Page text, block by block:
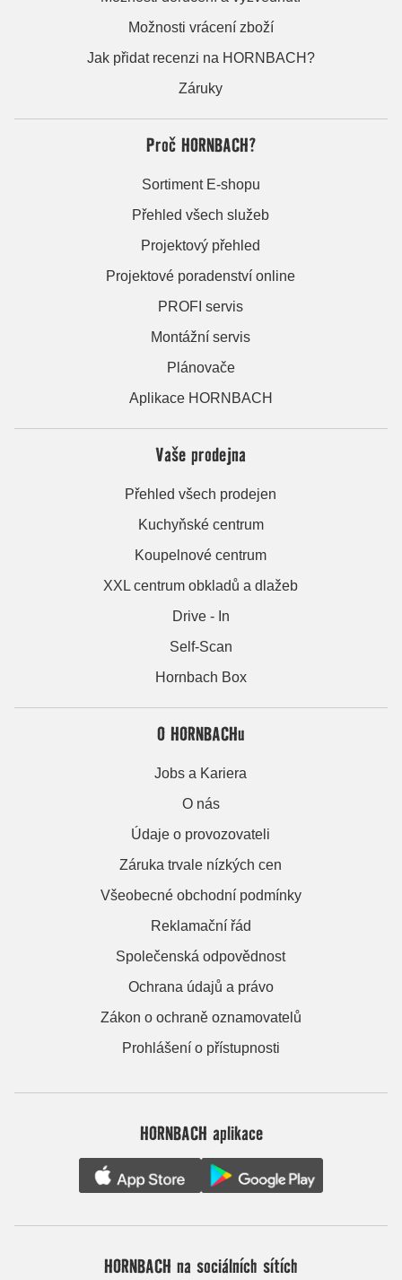
Možnosti vrácení zboží
Jak přidat recenzi na HORNBACH?
Záruky
Proč HORNBACH?
Sortiment E-shopu
Přehled všech služeb
Projektový přehled
Projektové poradenství online
PROFI servis
Montážní servis
Plánovače
Aplikace HORNBACH
Vaše prodejna
Přehled všech prodejen
Kuchyňské centrum
Koupelnové centrum
XXL centrum obkladů a dlažeb
Drive - In
Self-Scan
Hornbach Box
O HORNBACHu
Jobs a Kariera
O nás
Údaje o provozovateli
Záruka trvale nízkých cen
Všeobecné obchodní podmínky
Reklamační řád
Společenská odpovědnost
Ochrana údajů a právo
Zákon o ochraně oznamovatelů
Prohlášení o přístupnosti
HORNBACH aplikace
HORNBACH na sociálních sítích